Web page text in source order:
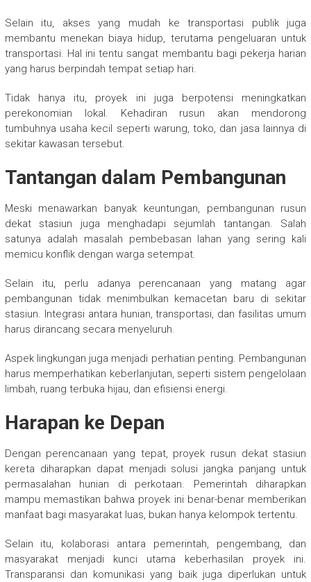
Selain itu, akses yang mudah ke transportasi publik juga
membantu menekan biaya hidup, terutama pengeluaran untuk
transportasi. Hal ini tentu sangat membantu bagi pekerja harian
yang harus berpindah tempat setiap hari.
Tidak hanya itu, proyek ini juga berpotensi meningkatkan
perekonomian lokal. Kehadiran rusun akan mendorong
tumbuhnya usaha kecil seperti warung, toko, dan jasa lainnya di
sekitar kawasan tersebut.
Tantangan dalam Pembangunan
Meski menawarkan banyak keuntungan, pembangunan rusun
dekat stasiun juga menghadapi sejumlah tantangan. Salah
satunya adalah masalah pembebasan lahan yang sering kali
memicu konflik dengan warga setempat.
Selain itu, perlu adanya perencanaan yang matang agar
pembangunan tidak menimbulkan kemacetan baru di sekitar
stasiun. Integrasi antara hunian, transportasi, dan fasilitas umum
harus dirancang secara menyeluruh.
Aspek lingkungan juga menjadi perhatian penting. Pembangunan
harus memperhatikan keberlanjutan, seperti sistem pengelolaan
limbah, ruang terbuka hijau, dan efisiensi energi.
Harapan ke Depan
Dengan perencanaan yang tepat, proyek rusun dekat stasiun
kereta diharapkan dapat menjadi solusi jangka panjang untuk
permasalahan hunian di perkotaan. Pemerintah diharapkan
mampu memastikan bahwa proyek ini benar-benar memberikan
manfaat bagi masyarakat luas, bukan hanya kelompok tertentu.
Selain itu, kolaborasi antara pemerintah, pengembang, dan
masyarakat menjadi kunci utama keberhasilan proyek ini.
Transparansi dan komunikasi yang baik juga diperlukan untuk